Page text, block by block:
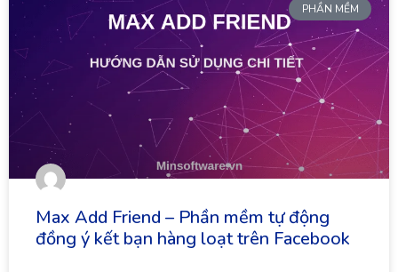
PHẦN MỀM
Max Add Friend – Phần mềm tự động
đồng ý kết bạn hàng loạt trên Facebook